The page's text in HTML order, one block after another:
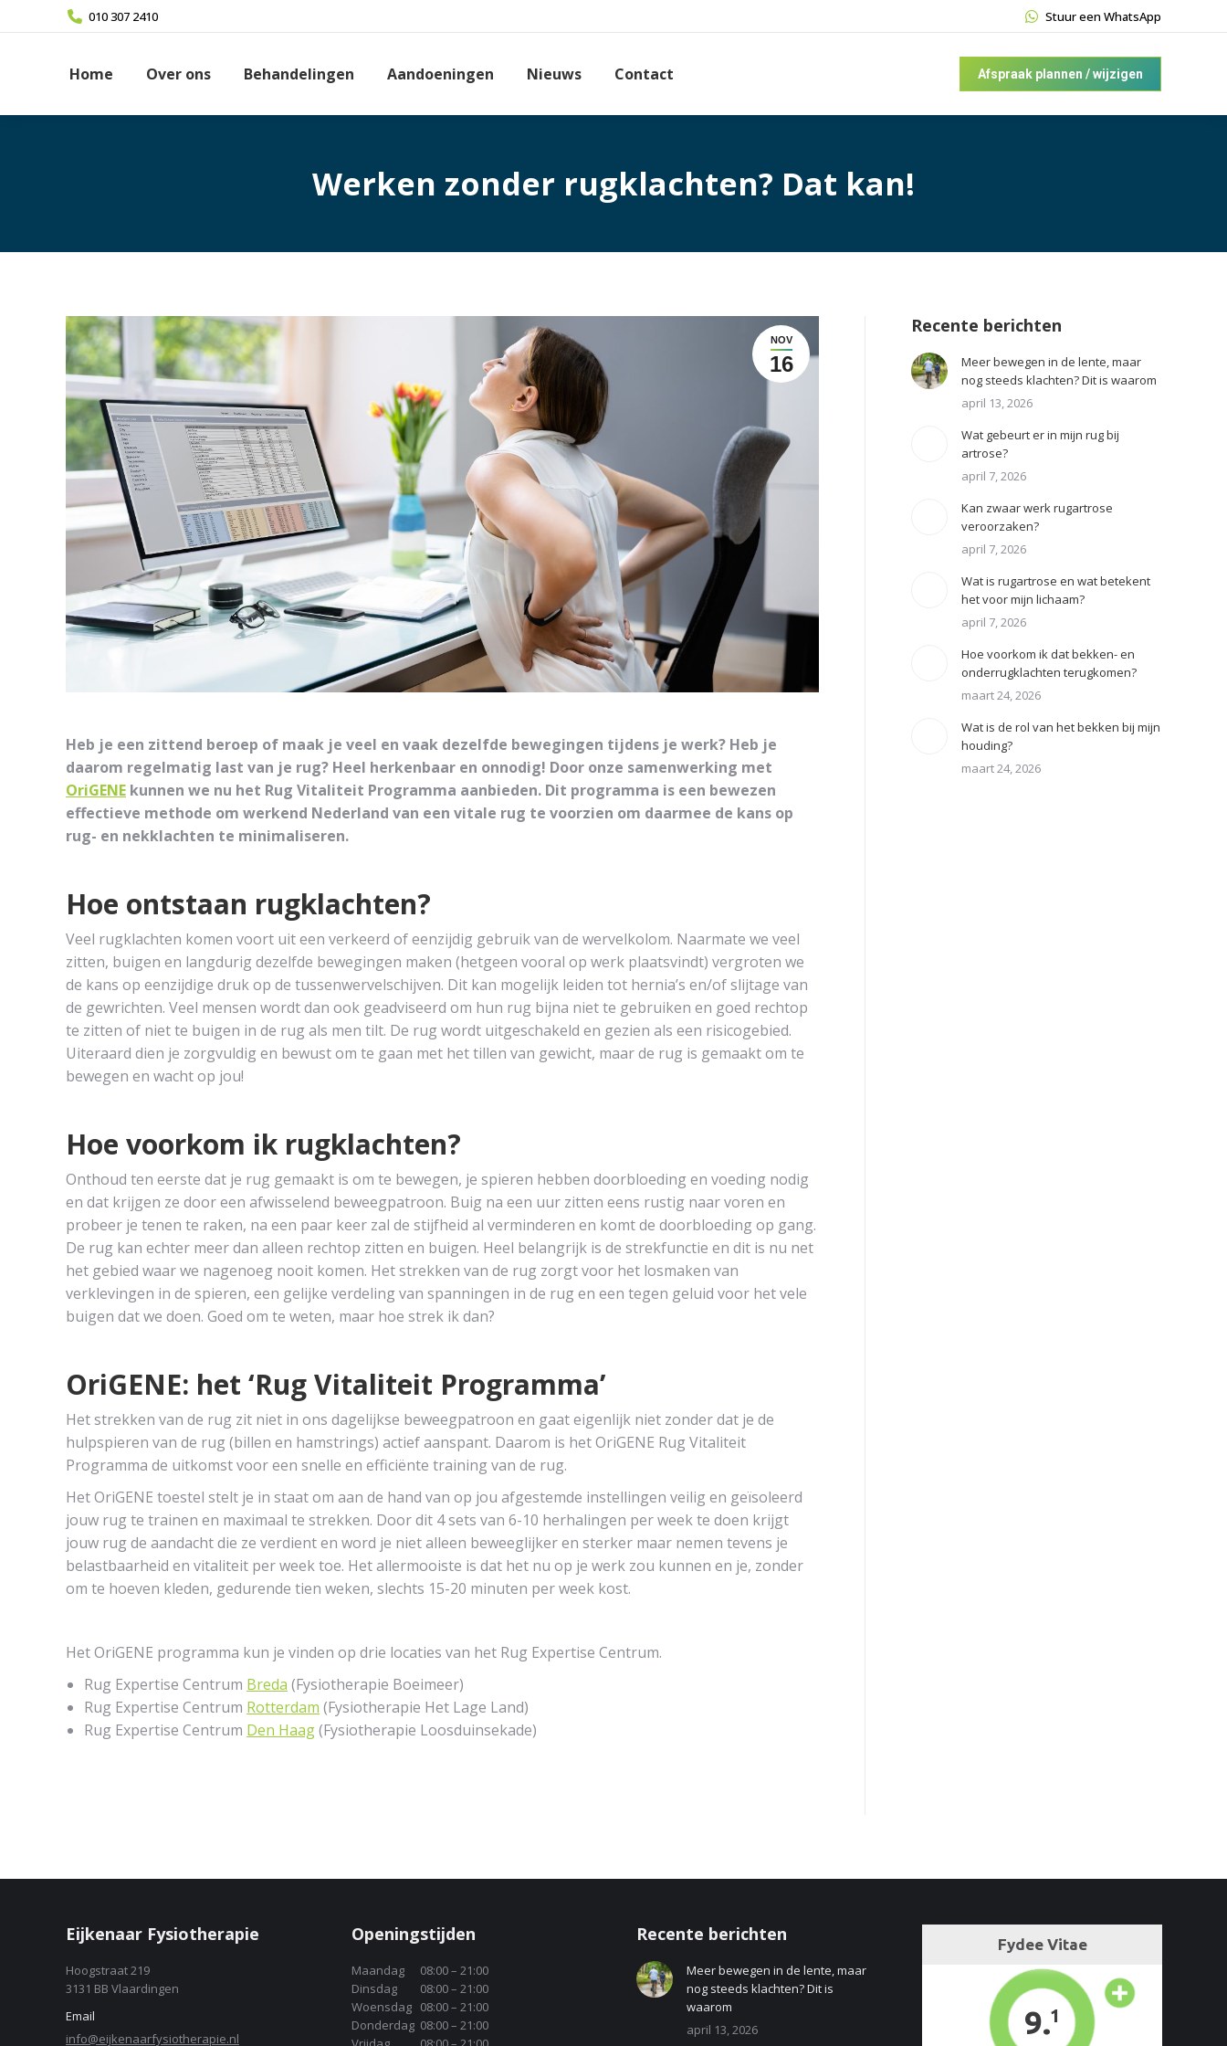
010 307 2410 Stuur een WhatsApp
Home Over ons Behandelingen Aandoeningen Nieuws Contact Afspraak plannen / wijzigen
Werken zonder rugklachten? Dat kan!
NOV
16
Heb je een zittend beroep of maak je veel en vaak dezelfde bewegingen tijdens je werk? Heb je
daarom regelmatig last van je rug? Heel herkenbaar en onnodig! Door onze samenwerking met
OriGENE kunnen we nu het Rug Vitaliteit Programma aanbieden. Dit programma is een bewezen
effectieve methode om werkend Nederland van een vitale rug te voorzien om daarmee de kans op
rug- en nekklachten te minimaliseren.
Hoe ontstaan rugklachten?
Veel rugklachten komen voort uit een verkeerd of eenzijdig gebruik van de wervelkolom. Naarmate we veel
zitten, buigen en langdurig dezelfde bewegingen maken (hetgeen vooral op werk plaatsvindt) vergroten we
de kans op eenzijdige druk op de tussenwervelschijven. Dit kan mogelijk leiden tot hernia’s en/of slijtage van
de gewrichten. Veel mensen wordt dan ook geadviseerd om hun rug bijna niet te gebruiken en goed rechtop
te zitten of niet te buigen in de rug als men tilt. De rug wordt uitgeschakeld en gezien als een risicogebied.
Uiteraard dien je zorgvuldig en bewust om te gaan met het tillen van gewicht, maar de rug is gemaakt om te
bewegen en wacht op jou!
Hoe voorkom ik rugklachten?
Onthoud ten eerste dat je rug gemaakt is om te bewegen, je spieren hebben doorbloeding en voeding nodig
en dat krijgen ze door een afwisselend beweegpatroon. Buig na een uur zitten eens rustig naar voren en
probeer je tenen te raken, na een paar keer zal de stijfheid al verminderen en komt de doorbloeding op gang.
De rug kan echter meer dan alleen rechtop zitten en buigen. Heel belangrijk is de strekfunctie en dit is nu net
het gebied waar we nagenoeg nooit komen. Het strekken van de rug zorgt voor het losmaken van
verklevingen in de spieren, een gelijke verdeling van spanningen in de rug en een tegen geluid voor het vele
buigen dat we doen. Goed om te weten, maar hoe strek ik dan?
OriGENE: het ‘Rug Vitaliteit Programma’
Het strekken van de rug zit niet in ons dagelijkse beweegpatroon en gaat eigenlijk niet zonder dat je de
hulpspieren van de rug (billen en hamstrings) actief aanspant. Daarom is het OriGENE Rug Vitaliteit
Programma de uitkomst voor een snelle en efficiënte training van de rug.
Het OriGENE toestel stelt je in staat om aan de hand van op jou afgestemde instellingen veilig en geïsoleerd
jouw rug te trainen en maximaal te strekken. Door dit 4 sets van 6-10 herhalingen per week te doen krijgt
jouw rug de aandacht die ze verdient en word je niet alleen beweeglijker en sterker maar nemen tevens je
belastbaarheid en vitaliteit per week toe. Het allermooiste is dat het nu op je werk zou kunnen en je, zonder
om te hoeven kleden, gedurende tien weken, slechts 15-20 minuten per week kost.
Het OriGENE programma kun je vinden op drie locaties van het Rug Expertise Centrum.
Rug Expertise Centrum Breda (Fysiotherapie Boeimeer)
Rug Expertise Centrum Rotterdam (Fysiotherapie Het Lage Land)
Rug Expertise Centrum Den Haag(Fysiotherapie Loosduinsekade)
Recente berichten
Meer bewegen in de lente, maar
nog steeds klachten? Dit is waarom
april 13, 2026
Wat gebeurt er in mijn rug bij
artrose?
april 7, 2026
Kan zwaar werk rugartrose
veroorzaken?
april 7, 2026
Wat is rugartrose en wat betekent
het voor mijn lichaam?
april 7, 2026
Hoe voorkom ik dat bekken- en
onderrugklachten terugkomen?
maart 24, 2026
Wat is de rol van het bekken bij mijn
houding?
maart 24, 2026
Eijkenaar Fysiotherapie
Hoogstraat 219
3131 BB Vlaardingen
Email
info@eijkenaarfysiotherapie.nl
Openingstijden
Maandag
08:00 – 21:00
Dinsdag
08:00 – 21:00
Woensdag 08:00 – 21:00
Donderdag 08:00 – 21:00
Recente berichten
Meer bewegen in de lente, maar
nog steeds klachten? Dit is
waarom
april 13, 2026